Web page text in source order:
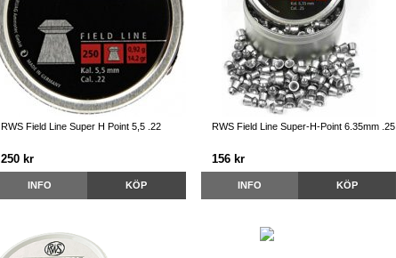
RWS Field Line Super H Point 5,5 .22
250 kr
INFO KÖP
RWS Field Line Super-H-Point 6.35mm .25
156 kr
INFO KÖP